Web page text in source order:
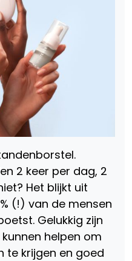
2 keer per dag, 2
Het blijkt uit
(!) van de mensen
Gelukkig zijn
helpen om
te krijgen en goed